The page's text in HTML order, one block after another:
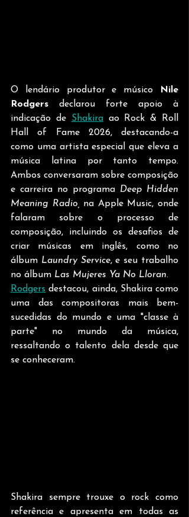
O lendário produtor e músico
Nile
Rodgers declarou forte apoio à
indicação de Shakira ao Rock & Roll
Hall of Fame 2026, destacando-a
como uma artista especial que eleva a
música latina por tanto tempo.
Ambos conversaram sobre composição
e carreira no programa Deep Hidden
Meaning Radio,
na Apple Music, onde
falaram sobre o processo de
composição, incluindo os desafios de
criar músicas em inglês, como no
álbum Laundry Service, e seu trabalho
no álbum Las Mujeres Ya No Lloran.
Rodgers destacou, ainda, Shakira como
uma das compositoras mais bem-
sucedidas do mundo e uma "classe à
parte" no mundo da música,
ressaltando o talento dela desde que
se conheceram.
Shakira sempre trouxe o rock como
referência e apresenta em todas as